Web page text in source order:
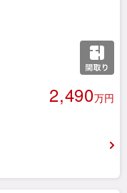
2,490万円